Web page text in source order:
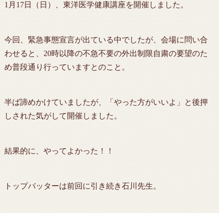
1月17日（日）、東洋医学健康講座を開催しました。
今回、緊急事態宣言が出ている中でしたが、会場に問い合
わせると、20時以降の不急不要の外出制限自粛の要望のた
め普段通り行っていますとのこと。
半ば諦めかけていましたが、「やった方がいいよ」と後押
しされた気がして開催しました。
結果的に、やってよかった！！
トップバッターは前回に引き続き石川先生。